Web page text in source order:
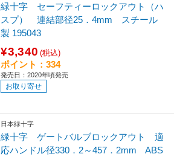
緑十字 セーフティーロックアウト（ハ
スプ） 連結部径25．4mm スチール
製 195043
¥3,340 (税込)
ポイント：334
発売日：2020年頃発売
お取り寄せ
日本緑十字
緑十字 ゲートバルブロックアウト 適
応ハンドル径330．2～457．2mm ABS